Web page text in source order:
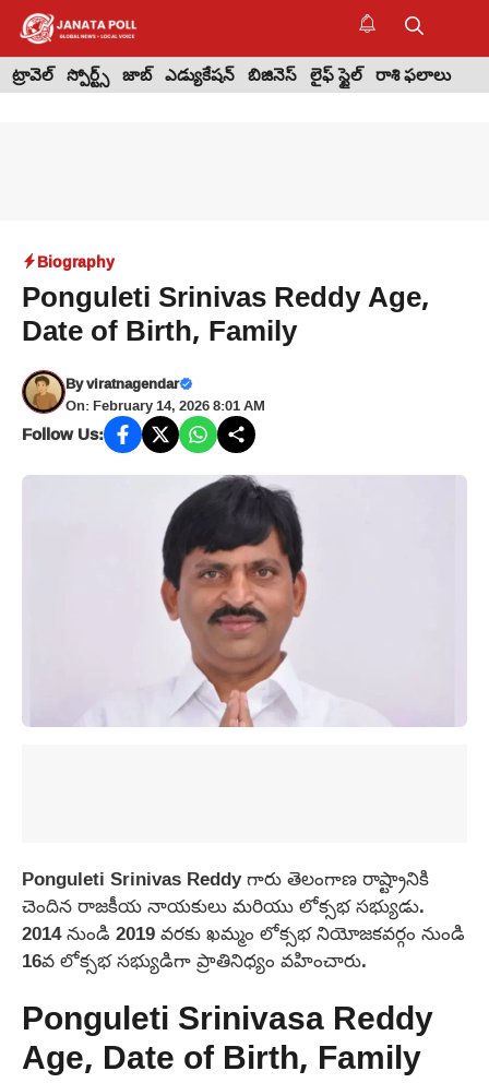
Skip
content
ట్రావెల్ స్పోర్ట్స్ జాబ్ ఎడ్యుకేషన్ బిజినెస్ లైఫ్ స్టైల్ రాశి ఫలాలు
Biography
Ponguleti Srinivas Reddy Age,
Date of Birth, Family
Byviratnagendar
On: February 14, 2026 8:01 AM
Follow Us:
Ponguleti Srinivas Reddy గారు తెలంగాణ రాష్ట్రానికి
చెందిన రాజకీయ నాయకులు మరియు లోక్సభ సభ్యుడు.
2014 నుండి 2019 వరకు ఖమ్మం లోక్సభ నియోజకవర్గం నుండి
16వ లోక్సభ సభ్యుడిగా ప్రాతినిధ్యం వహించారు.
Ponguleti Srinivasa Reddy
Age, Date of Birth, Family